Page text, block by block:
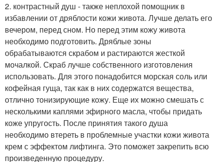
2. контрастный душ - также неплохой помощник в
избавлении от дряблости кожи живота. Лучше делать его
вечером, перед сном. Но перед этим кожу живота
необходимо подготовить. Дряблые зоны
обрабатываются скрабом и растираются жесткой
мочалкой. Скраб лучше собственного изготовления
использовать. Для этого понадобится морская соль или
кофейная гуща, так как в них содержатся вещества,
отлично тонизирующие кожу. Еще их можно смешать с
несколькими каплями эфирного масла, чтобы придать
коже упругость. После принятия такого душа
необходимо втереть в проблемные участки кожи живота
крем с эффектом лифтинга. Это поможет закрепить всю
произведенную процедуру.